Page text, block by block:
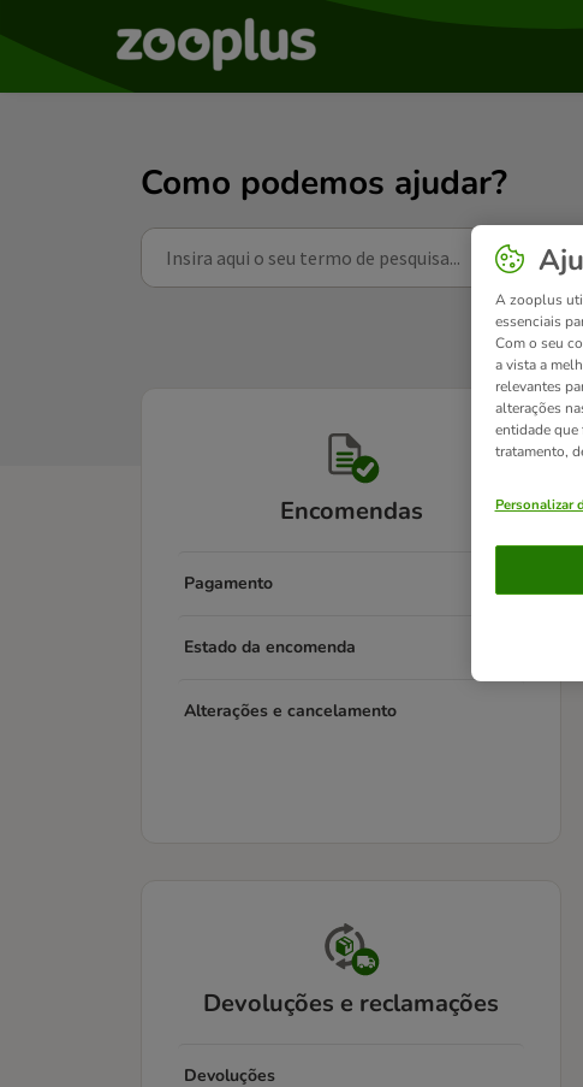
Como podemos ajudar?
Encomendas
Pagamento
Estado da encomenda
Alterações e cancelamento
Devoluções e reclamações
Devoluções
A zooplus
essenciais
Com o seu
a vista a
relevantes
alterações
entidade que
tratamento,
Personalizar